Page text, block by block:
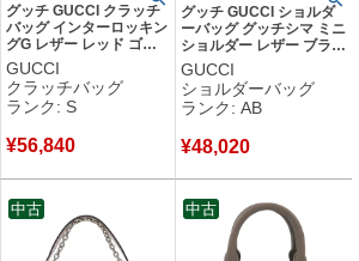
グッチ GUCCI クラッチ
バッグ インターロッキン
グG レザー レッド ゴー
ルド金具 ワンポイント
セカンドバッグ 625764
【箱】 【中古】未使用保
管品
GUCCI
クラッチバッグ
ランク: S
¥56,840
グッチ GUCCI ショルダ
ーバッグ グッチシマ ミニ
ショルダー レザー ブラウ
ン シルバー金具 茶
141863 【中古】中古品
GUCCI
ショルダーバッグ
ランク: AB
¥48,020
中古 中古